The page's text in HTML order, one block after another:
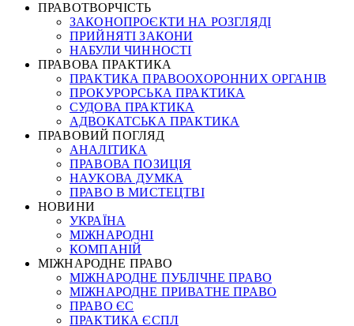
ПРАВОТВОРЧІСТЬ
ЗАКОНОПРОЄКТИ НА РОЗГЛЯДІ
ПРИЙНЯТІ ЗАКОНИ
НАБУЛИ ЧИННОСТІ
ПРАВОВА ПРАКТИКА
ПРАКТИКА ПРАВООХОРОННИХ ОРГАНІВ
ПРОКУРОРСЬКА ПРАКТИКА
СУДОВА ПРАКТИКА
АДВОКАТСЬКА ПРАКТИКА
ПРАВОВИЙ ПОГЛЯД
АНАЛІТИКА
ПРАВОВА ПОЗИЦІЯ
НАУКОВА ДУМКА
ПРАВО В МИСТЕЦТВІ
НОВИНИ
УКРАЇНА
МІЖНАРОДНІ
КОМПАНІЙ
МІЖНАРОДНЕ ПРАВО
МІЖНАРОДНЕ ПУБЛІЧНЕ ПРАВО
МІЖНАРОДНЕ ПРИВАТНЕ ПРАВО
ПРАВО ЄС
ПРАКТИКА ЄСПЛ